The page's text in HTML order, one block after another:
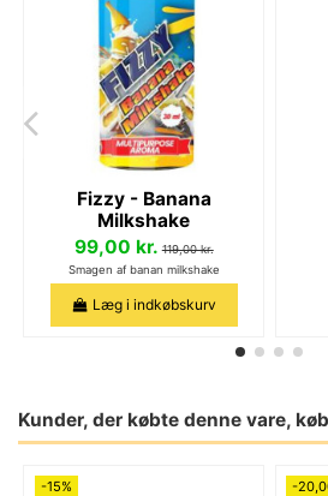
Fizzy - Banana
Milkshake
99,00 kr.119,00 kr.
Smagen af banan milkshake
Læg i indkøbskurv
Kunder, der købte denne vare,
-15% -